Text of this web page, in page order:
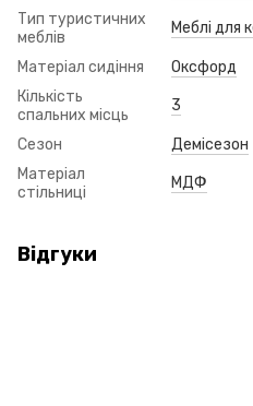
Тип туристичних
меблів
Меблі для
Матеріал сидіння
Оксфорд
Кількість
спальних місць
3
Сезон
Демісезон
Матеріал
стільниці
МДФ
Відгуки